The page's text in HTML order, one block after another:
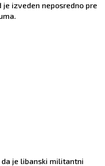
je izveden neposredno pre
je libanski militantni